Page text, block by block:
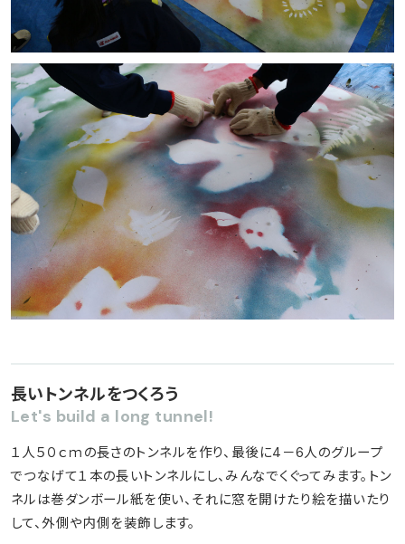
長いトンネルをつくろう
Let's build a long tunnel!
１人５０ｃｍの長さのトンネルを作り、最後に4－6人のグループ
でつなげて１本の長いトンネルにし、みんなでくぐってみます。トン
ネルは巻ダンボール紙を使い、それに窓を開けたり絵を描いたり
して、外側や内側を装飾します。